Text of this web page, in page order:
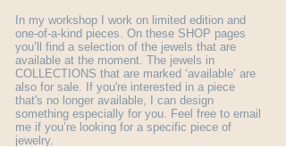
In my workshop I work on limited edition and
one-of-a-kind pieces. On these SHOP pages
you’ll find a selection of the jewels that are
available at the moment. The jewels in
COLLECTIONS that are marked ‘available’ are
also for sale. If you're interested in a piece
that's no longer available, I can design
something especially for you. Feel free to email
me if you’re looking for a specific piece of
jewelry.